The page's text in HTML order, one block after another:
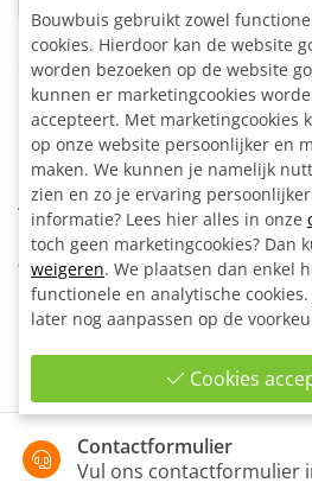
Specificaties
Materiaal:
Buisdiameter:
48.3
Kleur:
Zwart
Artikelnummer:
Omschrijving
Metalen zwarte inslagdop voor
Contactformulier
Vul ons contactformulier
Bouwbuis gebruikt zowel
cookies. Hierdoor kan de website
worden bezoeken op de website
kunnen er marketingcookies
accepteert. Met marketingcookies
op onze website persoonlijker en
maken. We kunnen je namelijk
zien en zo je ervaring
informatie? Lees hier alles in onze
toch geen marketingcookies? Dan
weigeren. We plaatsen dan enkel
functionele en analytische
later nog aanpassen op de
Cookies